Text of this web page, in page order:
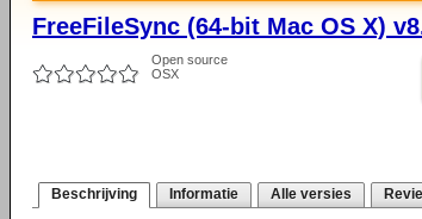
FreeFileSync (64-bit Mac OS X)
Open source
OSX
Beschrijving Informatie Alle versies